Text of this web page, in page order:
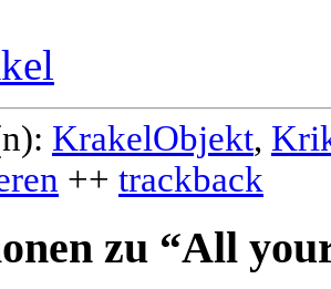
KrakelObjekt,
++ trackback
zu “All